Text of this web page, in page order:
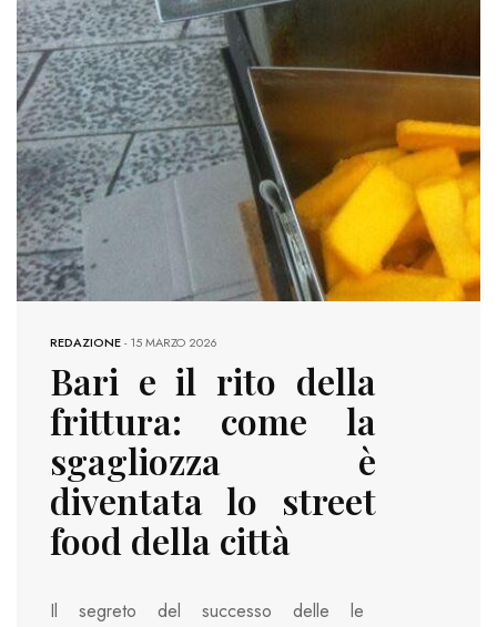
REDAZIONE-15 MARZO 2026
Bari e il rito della
frittura: come la
sgagliozza è
diventata lo street
food della città
Il segreto del successo delle le